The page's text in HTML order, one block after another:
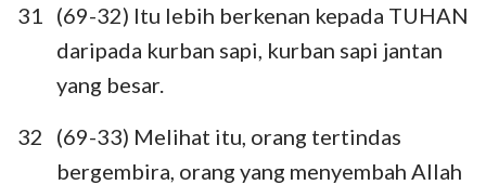
31
(69-32) Itu lebih berkenan kepada TUHAN
daripada kurban sapi, kurban sapi jantan
yang besar.
32
(69-33) Melihat itu, orang tertindas
bergembira, orang yang menyembah Allah